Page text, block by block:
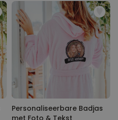
Personaliseerbare Badjas
met Foto & Tekst